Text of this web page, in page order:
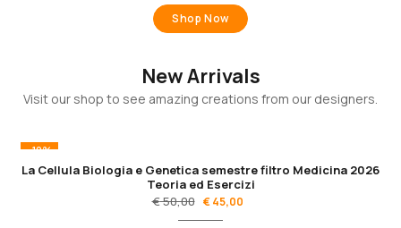
Shop Now
New Arrivals
Visit our shop to see amazing creations from our designers.
-10%
La Cellula Biologia e Genetica semestre filtro Medicina 2026
Teoria ed Esercizi
€50,00 €45,00